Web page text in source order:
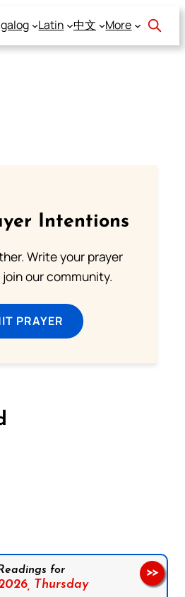
Latin 中文 More
Intentions
Write your prayer
our community.
PRAYER
for
Thursday
>>